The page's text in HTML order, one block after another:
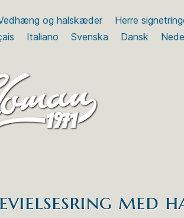
og halskæder Herre
Italiano Svenska Dansk
med